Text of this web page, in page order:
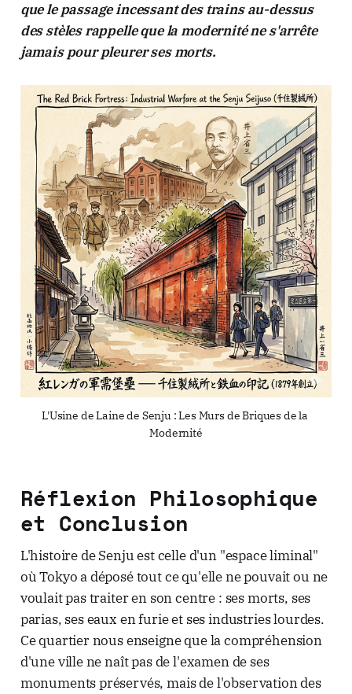
que le passage incessant des trains au-dessus
des stèles rappelle que la modernité ne s'arrête
jamais pour pleurer ses morts.
L'Usine de Laine de Senju : Les Murs de Briques de la
Modernité
Réflexion Philosophique
et Conclusion
L'histoire de Senju est celle d'un "espace liminal"
où Tokyo a déposé tout ce qu'elle ne pouvait ou ne
voulait pas traiter en son centre : ses morts, ses
parias, ses eaux en furie et ses industries lourdes.
Ce quartier nous enseigne que la compréhension
d'une ville ne naît pas de l'examen de ses
monuments préservés, mais de l'observation des